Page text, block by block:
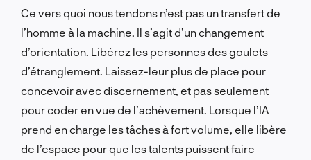
Ce vers quoi nous tendons n’est pas un transfert de
l’homme à la machine. Il s’agit d’un changement
d’orientation. Libérez les personnes des goulets
d’étranglement. Laissez-leur plus de place pour
concevoir avec discernement, et pas seulement
pour coder en vue de l’achèvement. Lorsque l’IA
prend en charge les tâches à fort volume, elle libère
de l’espace pour que les talents puissent faire